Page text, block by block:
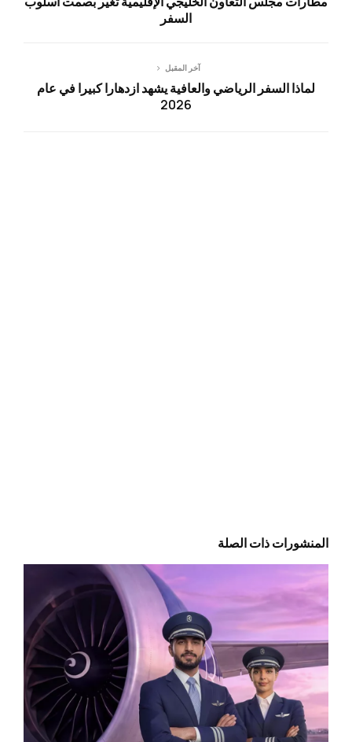
السفر
آخر المقبل
لماذا السفر الرياضي والعافية يشهد ازدهارا كبيرا في عام
2026
المنشورات ذات الصلة